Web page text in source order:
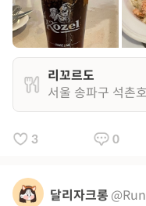
리꼬르도
서울 송파구 석촌
3 0
달리자크롱